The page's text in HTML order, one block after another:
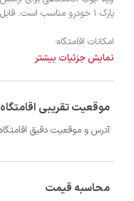
نمایش جزئیات بیشتر
موقعیت تقریبی اقامتگاه
آدرس و موقعیت دقیق
محاسبه قیمت